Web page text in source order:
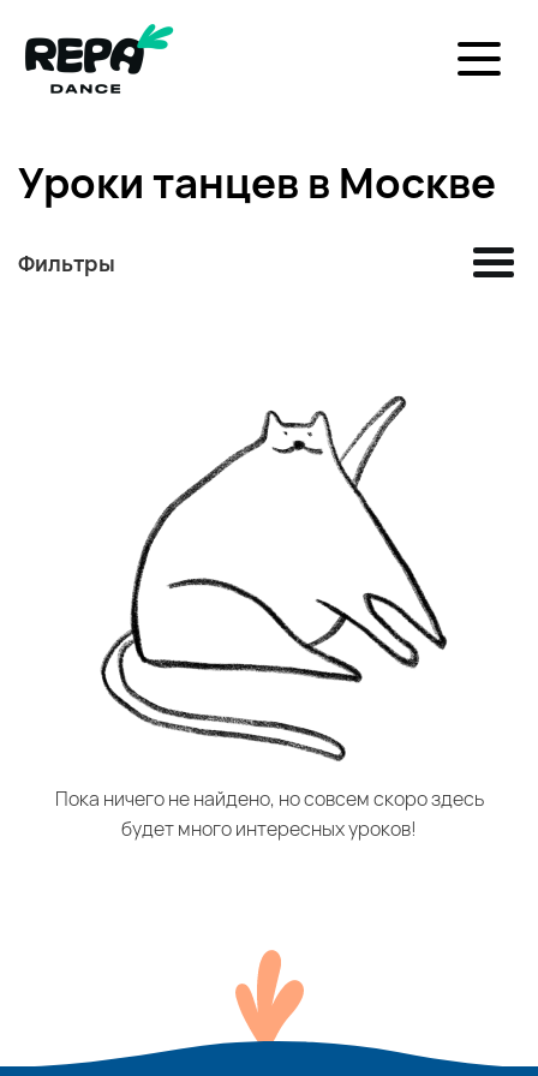
Уроки танцев в Москве
Фильтры
Пока ничего не найдено, но совсем скоро здесь
будет много интересных уроков!